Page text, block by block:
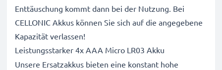
Enttäuschung kommt dann bei der Nutzung. Bei
CELLONIC Akkus können Sie sich auf die angegebene
Kapazität verlassen!
Leistungsstarker 4x AAA Micro LR03 Akku
Unsere Ersatzakkus bieten eine konstant hohe